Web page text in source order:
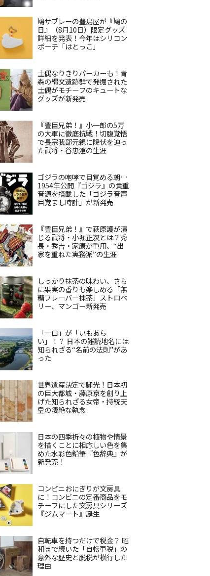
鳩サブレーの豊島屋が『鳩の
日』（8月10日）限定グッズ
詳細を発表！今年はシリコン
ポーチ「はとっこ」
土偶なりきりパーカーも！青
森の縄文遺跡群で発掘された
土偶がモチーフのキュートな
グッズが新発売
『豊臣兄弟！』小一郎の5万
の大軍に徹底抗戦！切腹覚悟
で長宗我部元親に降伏を迫っ
た武将・谷忠澄の生涯
ゴジラの咆哮で目覚める朝…
1954年公開『ゴジラ』の貴重
音源を搭載した「ゴジラ音声
目覚まし時計」が新発売
『豊臣兄弟！』で萩原護が演
じる武将・小堀正次とは？秀
長・秀吉・家康が重用、“出
家を重ねた実務派”の生涯
しっかり抹茶の味わい、さら
に果実の香りも楽しめる「無
糖フレーバー抹茶」ストロベ
リー、マンゴー新発売
「一口」が「いもあら
い」！？ 日本の難読地名には
知られざる“名前の法則”があ
った
世界遺産決定で脚光！日本初
の巨大都城・藤原京を創り上
げた知られざる女帝・持統天
皇の凄絶な執念
日本の四季折々の植物や情景
を描くことに相応しい色を集
めた水彩色鉛筆『色辞典』が
新発売！
コンビニおにぎりが文房具
に！コンビニの定番商品をモ
チーフにした文房具シリーズ
『ジムマート』誕生
自転車を持つだけで税金？ 昭
和まで続いた「自転車税」の
意外な歴史と脱税が横行した
理由